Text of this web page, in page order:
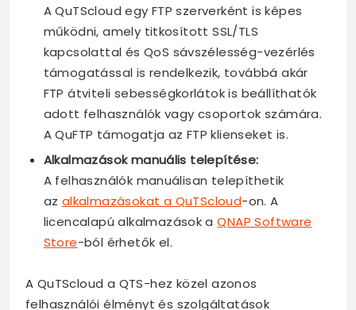
A QuTScloud egy FTP szerverként is képes
működni, amely titkosított SSL/TLS
kapcsolattal és QoS sávszélesség-vezérlés
támogatással is rendelkezik, továbbá akár
FTP átviteli sebességkorlátok is beállíthatók
adott felhasználók vagy csoportok számára.
A QuFTP támogatja az FTP klienseket is.
Alkalmazások manuális telepítése:
A felhasználók manuálisan telepíthetik
az alkalmazásokat a QuTScloud-on. A
licencalapú alkalmazások aQNAP Software
Store-ból érhetők el.
A QuTScloud a QTS-hez közel azonos
felhasználói élményt és szolgáltatások